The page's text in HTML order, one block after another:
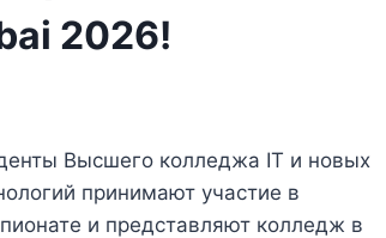
2026!
Высшего колледжа IT и новых
принимают участие в
и представляют колледж в